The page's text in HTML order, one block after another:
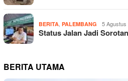
BERITA PALEMBANG 5 Agustus
Status Jalan Jadi
BERITA UTAMA